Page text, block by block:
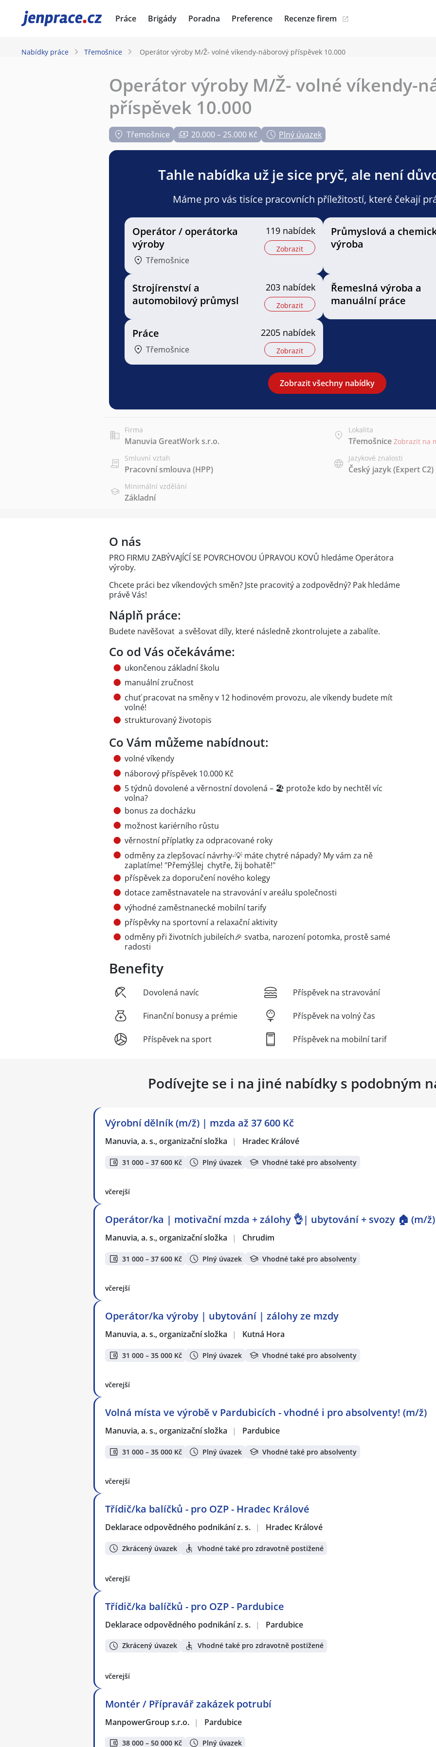
JenPráce.cz Práce Brigády Poradna Preference Recenze firem
Nabídky práce Třemošnice Operátor výroby M/Ž- volné víkendy-náborový příspěvek 10.000
Operátor výroby M/Ž- volné víkendy-
příspěvek 10.000
Třemošnice 20.000 – 25.000 Kč Plný úvazek
Tahle nabídka už je sice pryč, ale není
Máme pro vás tisíce pracovních příležitostí, které čekají
Operátor / operátorka
výroby
Třemošnice
119 nabídek
Zobrazit
Průmyslová a
výroba
Strojírenství a
automobilový průmysl
203 nabídek
Zobrazit
Řemeslná výroba a
manuální práce
Práce
Třemošnice
2205 nabídek
Zobrazit
Zobrazit všechny nabídky
Firma
Manuvia GreatWork s.r.o.
Lokalita
Třemošnice Zobrazit na
Smluvní vztah
Pracovní smlouva (HPP)
Jazykové znalosti
Český jazyk(Expert C2)
Minimální vzdělání
Základní
O nás
PRO FIRMU ZABÝVAJÍCÍ SE POVRCHOVOU ÚPRAVOU KOVŮ hledáme Operátora
výroby.
Chcete práci bez víkendových směn? Jste pracovitý a zodpovědný? Pak hledáme
právě Vás!
Náplň práce:
Budete navěšovat a svěšovat díly, které následně zkontrolujete a zabalíte.
Co od Vás očekáváme:
ukončenou základní školu
manuální zručnost
chuť pracovat na směny v 12 hodinovém provozu, ale víkendy budete mít
volné!
strukturovaný životopis
Co Vám můžeme nabídnout:
volné víkendy
náborový příspěvek 10.000 Kč
5 týdnů dovolené a věrnostní dovolená – 🏖️ protože kdo by nechtěl víc
volna?
bonus za docházku
možnost kariérního růstu
věrnostní příplatky za odpracované roky
odměny za zlepšovací návrhy-💡 máte chytré nápady? My vám za ně
zaplatíme! "Přemýšlej chytře, žij bohatě!"
příspěvek za doporučení nového kolegy
dotace zaměstnavatele na stravování v areálu společnosti
výhodné zaměstnanecké mobilní tarify
příspěvky na sportovní a relaxační aktivity
odměny při životních jubileích🎉 svatba, narození potomka, prostě samé
radosti
Benefity
Dovolená navíc
Finanční bonusy a prémie
Příspěvek na sport
Příspěvek na stravování
Příspěvek na volný čas
Příspěvek na mobilní tarif
Podívejte se i na jiné nabídky s podobným
Výrobní dělník (m/ž) | mzda až 37 600 Kč
Manuvia, a. s., organizační složka | Hradec Králové
31 000 – 37 600 Kč Plný úvazek Vhodné také pro absolventy
včerejší
Operátor/ka | motivační mzda + zálohy 👌| ubytování + svozy 🏠 (m/ž)
Manuvia, a. s., organizační složka | Chrudim
31 000 – 37 600 Kč Plný úvazek Vhodné také pro absolventy
včerejší
Operátor/ka výroby | ubytování | zálohy ze mzdy
Manuvia, a. s., organizační složka | Kutná Hora
31 000 – 35 000 Kč Plný úvazek Vhodné také pro absolventy
včerejší
Volná místa ve výrobě v Pardubicích - vhodné i pro absolventy! (m/ž)
Manuvia, a. s., organizační složka | Pardubice
31 000 – 35 000 Kč Plný úvazek Vhodné také pro absolventy
včerejší
Třídič/ka balíčků - pro OZP - Hradec Králové
Deklarace odpovědného podnikání z. s. | Hradec Králové
Zkrácený úvazek Vhodné také pro zdravotně postižené
včerejší
Třídič/ka balíčků - pro OZP - Pardubice
Deklarace odpovědného podnikání z. s. | Pardubice
Zkrácený úvazek Vhodné také pro zdravotně postižené
včerejší
Montér / Přípravář zakázek potrubí
ManpowerGroup s.r.o. | Pardubice
38 000 – 50 000 Kč Plný úvazek